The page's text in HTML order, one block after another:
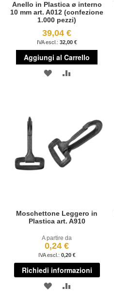
Anello in Plastica ø interno
10 mm art. A012 (confezione
1.000 pezzi)
39,04 €
32,00 €
Aggiungi al Carrello
AGGIUNGI
DESIDERI
AGGIUNGI
Moschettone Leggero in
Plastica art. A910
A partire da
0,24 €
0,20 €
Richiedi informazioni
AGGIUNGIAGGIUNGI